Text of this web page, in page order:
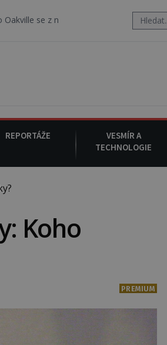
z nebe snáší podivná rosolovitá látka
REPORTÁŽE
VESMÍR A
TECHNOLOGIE
Koho
PREMIUM